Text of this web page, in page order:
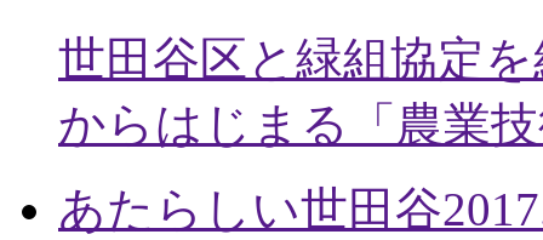
世田谷区と緑組協定
からはじまる「農業
あたらしい世田谷